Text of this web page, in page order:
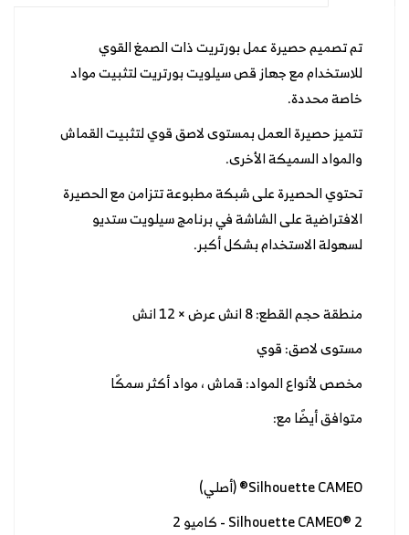
تم تصميم حصيرة عمل بورتريت ذات الصمغ القوي
للاستخدام مع جهاز قص سيلويت بورتريت لتثبيت مواد
خاصة محددة.
تتميز حصيرة العمل بمستوى لاصق قوي لتثبيت القماش
والمواد السميكة الأخرى.
تحتوي الحصيرة على شبكة مطبوعة تتزامن مع الحصيرة
الافتراضية على الشاشة في برنامج سيلويت ستديو
لسهولة الاستخدام بشكل أكبر.
منطقة حجم القطع: 8 انش عرض × 12 انش
مستوى لاصق: قوي
مخصص لأنواع المواد: قماش ، مواد أكثر سمكًا
متوافق أيضًا مع:
Silhouette CAMEO® (أصلي)
Silhouette CAMEO® 2 - كاميو 2